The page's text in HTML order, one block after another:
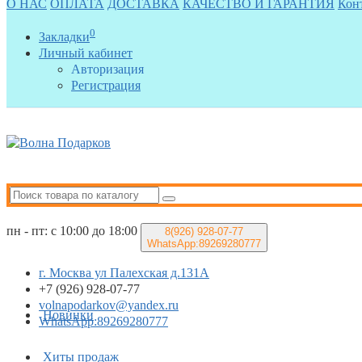
О НАС ОПЛАТА ДОСТАВКА КАЧЕСТВО И ГАРАНТИЯ
Закладки0
Личный кабинет
Авторизация
Регистрация
пн - пт: с 10:00 до 18:00 8(926) 928-07-77
WhatsApp:89269280777
г. Москва ул Палехская д.131А
+7 (926) 928-07-77
volnapodarkov@yandex.ru
WhatsApp:89269280777
Новинки
Хиты продаж